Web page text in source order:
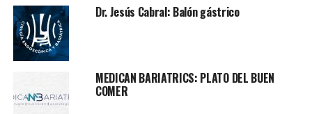
Dr. Jesús Cabral: Balón gástrico
MEDICAN BARIATRICS: PLATO DEL BUEN
COMER